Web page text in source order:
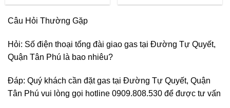
Câu Hỏi Thường Gặp
Hỏi: Số điện thoại tổng đài giao gas tại Đường Tự Quyết,
Quận Tân Phú là bao nhiêu?
Đáp: Quý khách cần đặt gas tại Đường Tự Quyết, Quận
Tân Phú vui lòng gọi hotline 0909.808.530 để được tư vấn